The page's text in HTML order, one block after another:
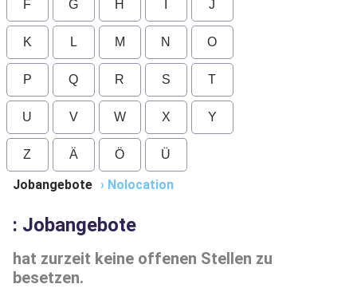
F G H J
K L M N O
P Q R S T
U V W X Y
Z Ä Ö Ü
Jobangebote › Nolocation
: Jobangebote
hat zurzeit keine offenen Stellen zu
besetzen.